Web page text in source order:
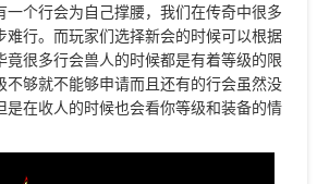
一个行会为自己撑腰，我们在传奇中很多
难行。而玩家们选择新会的时候可以根据
竟很多行会兽人的时候都是有着等级的限
不够就不能够申请而且还有的行会虽然没
是在收人的时候也会看你等级和装备的情